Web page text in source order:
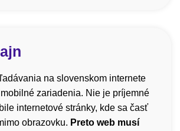
na slovenskom internete
zariadenia. Nie je príjemné
internetové stránky, kde sa časť
obrazovku. Preto web musí